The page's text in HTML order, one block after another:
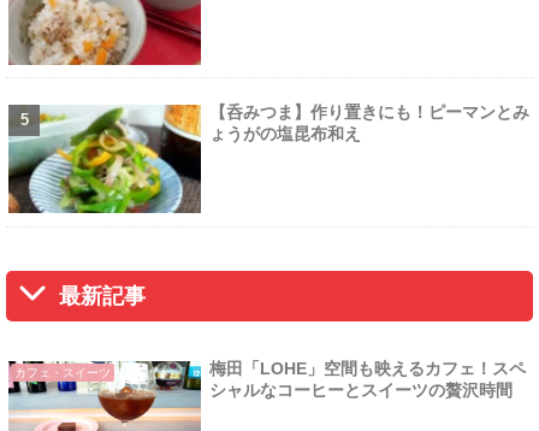
【呑みつま】作り置きにも！ピーマンとみ
ょうがの塩昆布和え
最新記事
カフェ・スイーツ
梅田「LOHE」空間も映えるカフェ！スペ
シャルなコーヒーとスイーツの贅沢時間